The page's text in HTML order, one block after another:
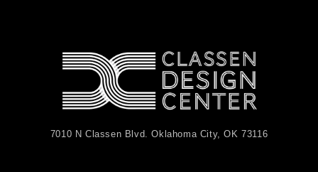
7010 N Classen Blvd. Oklahoma City, OK 73116